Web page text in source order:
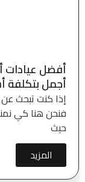
أفضل عيادات
أجمل بتكلفة
إذا كنت تبحث عن
فنحن هنا كي نمنحك
المزيد